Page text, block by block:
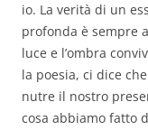
io. La verità di un
profonda è sempre
luce e l’ombra
la poesia, ci dice
nutre il nostro
cosa abbiamo fatto